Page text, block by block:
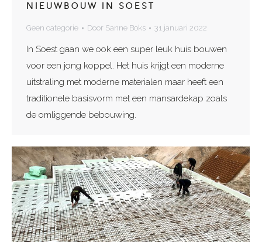
NIEUWBOUW IN SOEST
Geen categorie Door Sanne Boks 31 januari 2022
In Soest gaan we ook een super leuk huis bouwen
voor een jong koppel. Het huis krijgt een moderne
uitstraling met moderne materialen maar heeft een
traditionele basisvorm met een mansardekap zoals
de omliggende bebouwing.